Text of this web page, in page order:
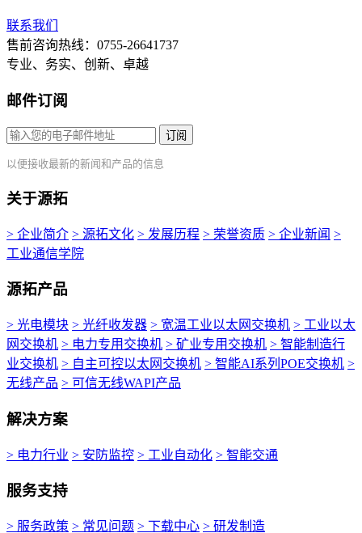
联系我们
售前咨询热线：0755-26641737
专业、务实、创新、卓越
邮件订阅
订阅
以便接收最新的新闻和产品的信息
关于源拓
> 企业简介 > 源拓文化 > 发展历程 > 荣誉资质 > 企业新闻 >
工业通信学院
源拓产品
> 光电模块 > 光纤收发器 > 宽温工业以太网交换机 > 工业以太
网交换机 > 电力专用交换机 > 矿业专用交换机 > 智能制造行
业交换机 > 自主可控以太网交换机 > 智能AI系列POE交换机 >
无线产品 > 可信无线WAPI产品
解决方案
> 电力行业 > 安防监控 > 工业自动化 > 智能交通
服务支持
> 服务政策 > 常见问题 > 下载中心 > 研发制造